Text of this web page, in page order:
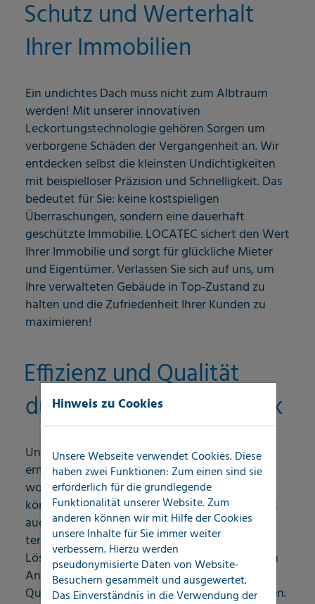
Schutz und Werterhalt
Ihrer Immobilien
Ein undichtes Dach muss nicht zum Albtraum
werden! Mit unserer innovativen
Leckortungstechnologie gehören Sorgen um
verborgene Schäden der Vergangenheit an. Wir
entdecken selbst die kleinsten Undichtigkeiten
mit beispielloser Präzision und Schnelligkeit. Das
bedeutet für Sie: keine kostspieligen
Überraschungen, sondern eine dauerhaft
geschützte Immobilie. LOCATEC sichert den Wert
Ihrer Immobilie und sorgt für glückliche Mieter
und Eigentümer. Verlassen Sie sich auf uns, um
Ihre verwalteten Gebäude in Top-Zustand zu
halten und die Zufriedenheit Ihrer Kunden zu
maximieren!
Effizienz und Qualität
durch modernste Technik
Unsere innovative Leckortungstechnologie
ermöglicht schnelle und präzise Diagnosen,
wodurch Sie sofortige Maßnahmen ergreifen
können. Dies spart nicht nur Zeit, sondern stellt
auch sicher, dass Ihre Schadensfälle
termingerecht abgeschlossen werden. Unsere
Lösungen passen sich flexibel Ihren spezifischen
Anforderungen an und helfen Ihnen, das hohe
Qualitätsniveau Ihrer Dienstleistungen zu halten.
Hinweis zu Cookies
Unsere Webseite verwendet Cookies. Diese
haben zwei Funktionen: Zum einen sind sie
erforderlich für die grundlegende
Funktionalität unserer Website. Zum
anderen können wir mit Hilfe der Cookies
unsere Inhalte für Sie immer weiter
verbessern. Hierzu werden
pseudonymisierte Daten von Website-
Besuchern gesammelt und ausgewertet.
Das Einverständnis in die Verwendung der